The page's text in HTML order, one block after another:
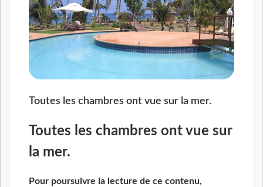
Toutes les chambres ont vue sur la mer.
Toutes les chambres ont vue sur
la mer.
Pour poursuivre la lecture de ce contenu,